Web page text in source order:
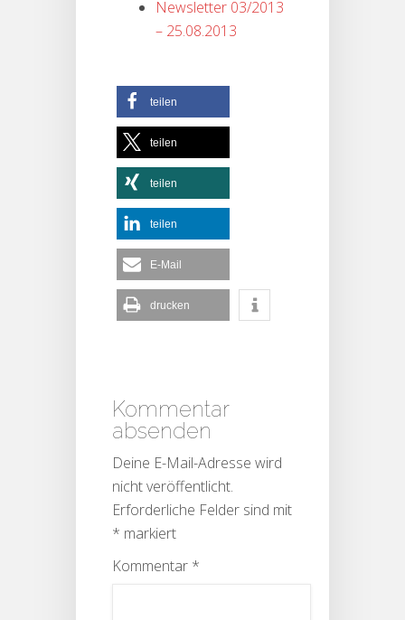
Newsletter 03/2013
– 25.08.2013
teilen
teilen
teilen
teilen
E-Mail
drucken
Kommentar
absenden
Deine E-Mail-Adresse wird
nicht veröffentlicht.
Erforderliche Felder sind mit
* markiert
Kommentar *